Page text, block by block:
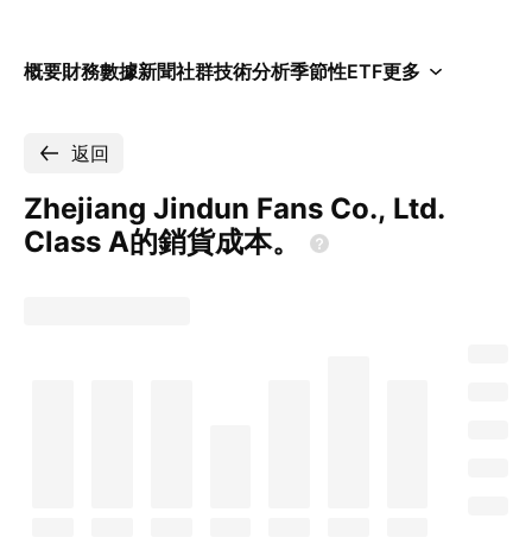
概要財務數據新聞社群技術分析季節性ETF更多
返回
Zhejiang Jindun Fans Co., Ltd.
Class A的銷貨成本。